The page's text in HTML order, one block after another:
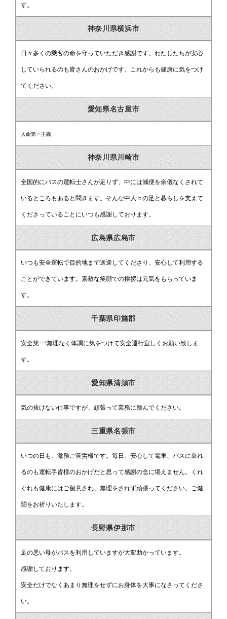
す。
神奈川県横浜市
日々多くの乗客の命を守っていただき感謝です。わたしたちが安心
していられるのも皆さんのおかげです。これからも健康に気をつけ
てください。
愛知県名古屋市
人命第一主義
神奈川県川崎市
全国的にバスの運転士さんが足りず、中には減便を余儀なくされて
いるところもあると聞きます。そんな中人々の足と暮らしを支えて
くださっていることにいつも感謝しております。
広島県広島市
いつも安全運転で目的地まで送迎してくださり、安心して利用する
ことができています。素敵な笑顔での挨拶は元気をもらっていま
す。
千葉県印旛郡
安全第一!無理なく体調に気をつけて安全運行宜しくお願い致しま
す。
愛知県清須市
気の抜けない仕事ですが、頑張って業務に励んでください。
三重県名張市
いつの日も、激務ご苦労様です。毎日、安心して電車、バスに乗れ
るのも運転手皆様のおかげだと思って感謝の念に堪えません。くれ
ぐれも健康にはご留意され、無理をされず頑張ってください。ご健
闘をお祈りいたします。
長野県伊那市
足の悪い母がバスを利用していますが大変助かっています。
感謝しております。
安全だけでなくあまり無理をせずにお身体を大事になさってくださ
い。